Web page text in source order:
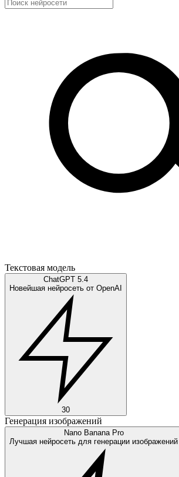
Текстовая модель
ChatGPT 5.4
Новейшая нейросеть от OpenAI
30
Генерация изображений
Nano Banana Pro
Лучшая нейросеть для генерации изображений